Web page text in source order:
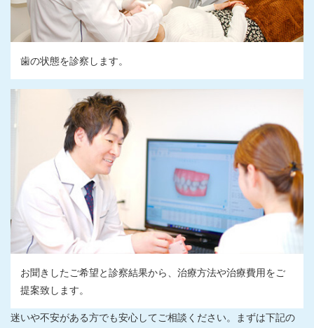
歯の状態を診察します。
お聞きしたご希望と診察結果から、治療方法や治療費用をご
提案致します。
迷いや不安がある方でも安心してご相談ください。まずは下記の